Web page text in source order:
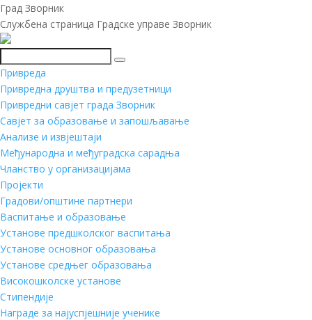
Град Зворник
Службена страница Градске управе Зворник
Претражи
Привреда
Привредна друштва и предузетници
Привредни савјет града Зворник
Савјет за образовање и запошљавање
Анализе и извјештаји
Међународна и међуградска сарадња
Чланство у организацијама
Пројекти
Градови/општине партнери
Васпитање и образовање
Установе предшколског васпитања
Установе основног образовања
Установе средњег образовања
Високошколске установе
Стипендије
Награде за најуспјешније ученике